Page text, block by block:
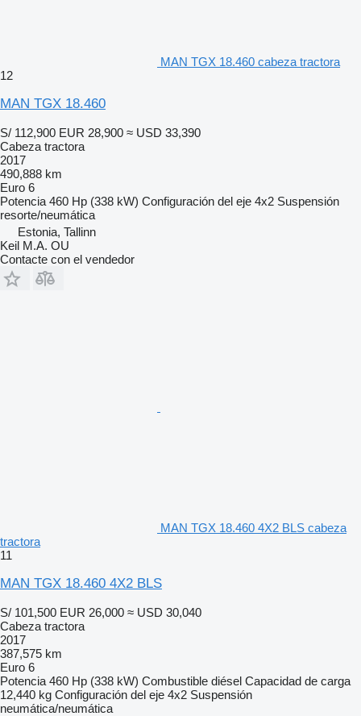
MAN TGX 18.460 cabeza tractora
12
MAN TGX 18.460
S/ 112,900 EUR 28,900 ≈ USD 33,390
Cabeza tractora
2017
490,888 km
Euro 6
Potencia 460 Hp (338 kW) Configuración del eje 4x2 Suspensión
resorte/neumática
Estonia, Tallinn
Keil M.A. OU
Contacte con el vendedor
MAN TGX 18.460 4X2 BLS cabeza
tractora
11
MAN TGX 18.460 4X2 BLS
S/ 101,500 EUR 26,000 ≈ USD 30,040
Cabeza tractora
2017
387,575 km
Euro 6
Potencia 460 Hp (338 kW) Combustible diésel Capacidad de carga
12,440 kg Configuración del eje 4x2 Suspensión
neumática/neumática